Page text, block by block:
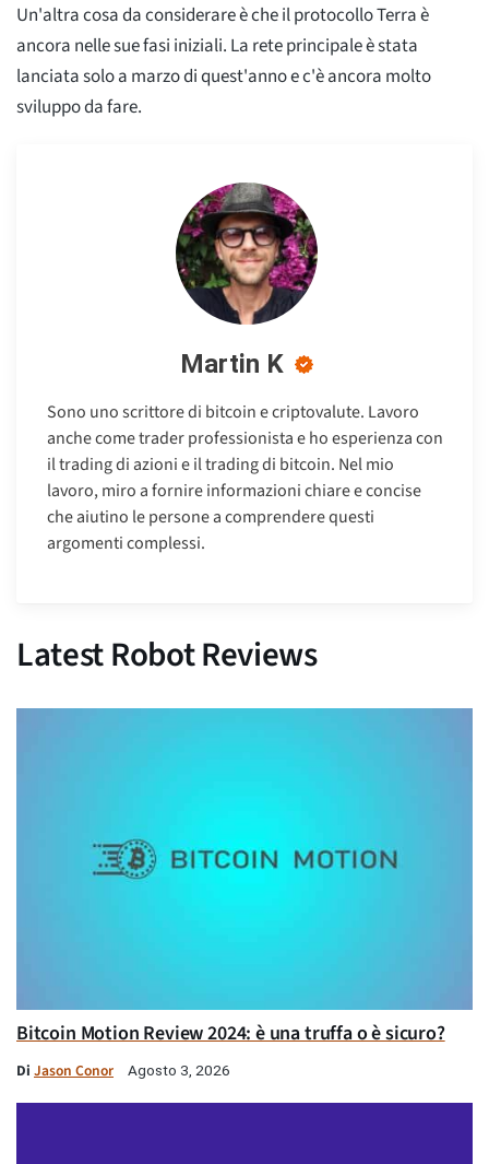
Un'altra cosa da considerare è che il protocollo Terra è
ancora nelle sue fasi iniziali. La rete principale è stata
lanciata solo a marzo di quest'anno e c'è ancora molto
sviluppo da fare.
Martin K
Sono uno scrittore di bitcoin e criptovalute. Lavoro
anche come trader professionista e ho esperienza con
il trading di azioni e il trading di bitcoin. Nel mio
lavoro, miro a fornire informazioni chiare e concise
che aiutino le persone a comprendere questi
argomenti complessi.
Latest Robot Reviews
Bitcoin Motion Review 2024: è una truffa o è sicuro?
Di Jason Conor Agosto 3, 2026